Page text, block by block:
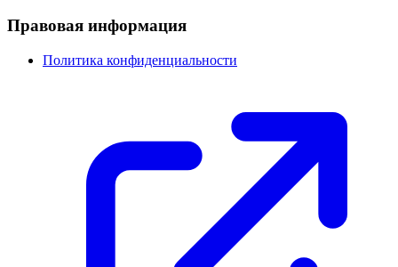
Правовая информация
Политика конфиденциальности